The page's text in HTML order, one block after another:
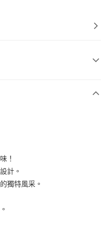
！
計。
獨特風采。